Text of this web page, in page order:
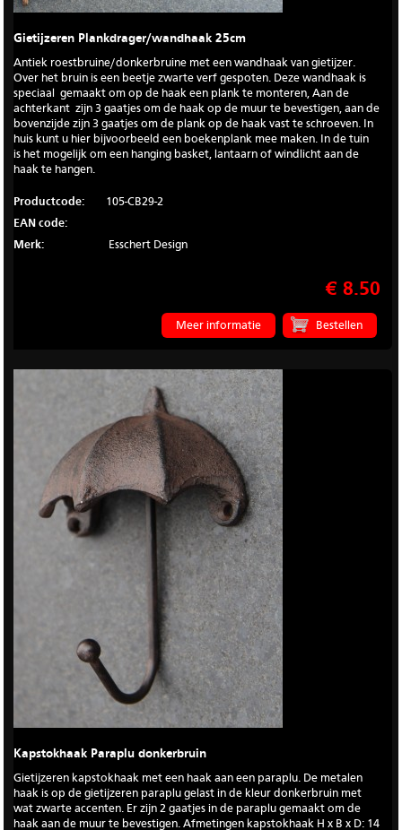
Gietijzeren Plankdrager/wandhaak 25cm
Antiek roestbruine/donkerbruine met een wandhaak van gietijzer.
Over het bruin is een beetje zwarte verf gespoten. Deze wandhaak is
speciaal gemaakt om op de haak een plank te monteren, Aan de
achterkant zijn 3 gaatjes om de haak op de muur te bevestigen, aan de
bovenzijde zijn 3 gaatjes om de plank op de haak vast te schroeven. In
huis kunt u hier bijvoorbeeld een boekenplank mee maken. In de tuin
is het mogelijk om een hanging basket, lantaarn of windlicht aan de
haak te hangen.
Productcode:
105-CB29-2
EAN code:
Merk:
Esschert Design
€ 8.50
Meer informatie
Kapstokhaak Paraplu donkerbruin
Gietijzeren kapstokhaak met een haak aan een paraplu. De metalen
haak is op de gietijzeren paraplu gelast in de kleur donkerbruin met
wat zwarte accenten. Er zijn 2 gaatjes in de paraplu gemaakt om de
haak aan de muur te bevestigen. Afmetingen kapstokhaak H x B x D: 14